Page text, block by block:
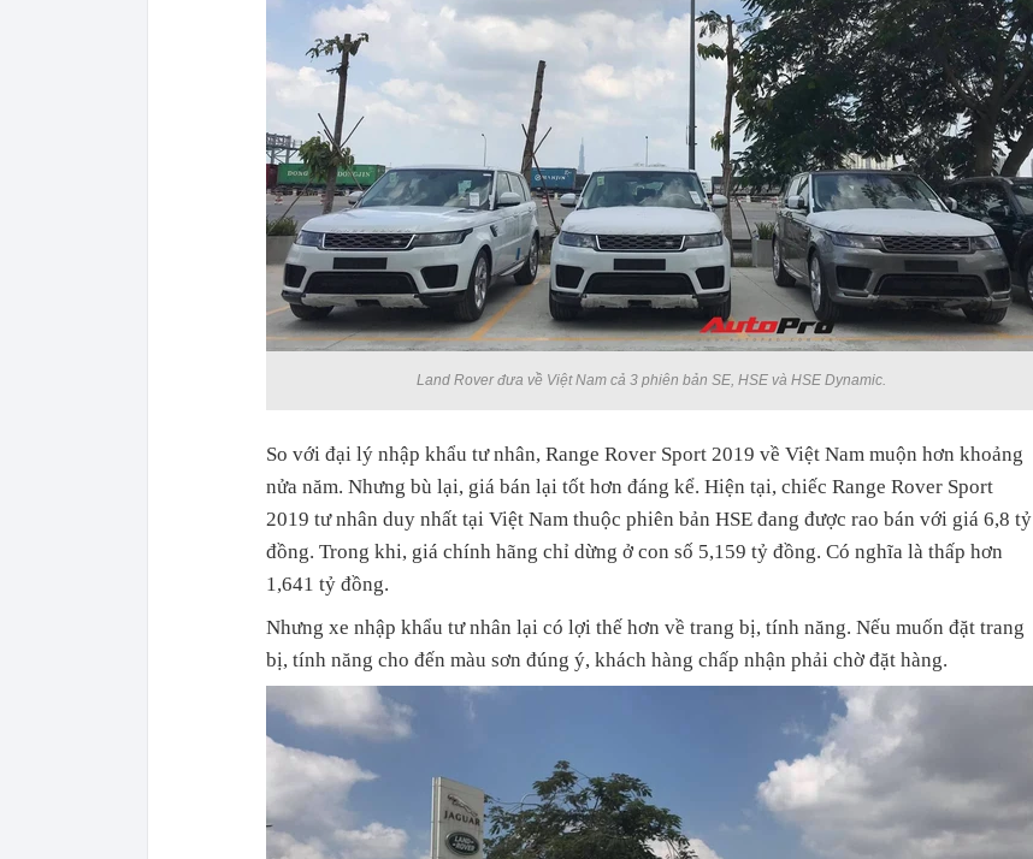
Land Rover đưa về Việt Nam cả 3 phiên bản SE, HSE và HSE Dynamic.
So với đại lý nhập khẩu tư nhân, Range Rover Sport 2019 về Việt Nam muộn hơn khoảng
nửa năm. Nhưng bù lại, giá bán lại tốt hơn đáng kể. Hiện tại, chiếc Range Rover Sport
2019 tư nhân duy nhất tại Việt Nam thuộc phiên bản HSE đang được rao bán với giá 6,8 tỷ
đồng. Trong khi, giá chính hãng chỉ dừng ở con số 5,159 tỷ đồng. Có nghĩa là thấp hơn
1,641 tỷ đồng.
Nhưng xe nhập khẩu tư nhân lại có lợi thế hơn về trang bị, tính năng. Nếu muốn đặt trang
bị, tính năng cho đến màu sơn đúng ý, khách hàng chấp nhận phải chờ đặt hàng.